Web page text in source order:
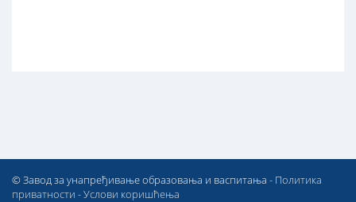
© Завод за унапређивање образовања и васпитања - Политика
приватности -Услови коришћења